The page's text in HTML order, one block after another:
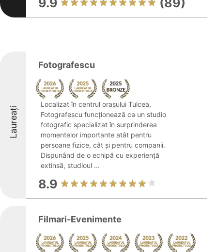
9.9 (89)
Laureați
Fotografescu
Localizat în centrul orașului Tulcea,
Fotografescu funcționează ca un studio
fotografic specializat în surprinderea
momentelor importante atât pentru
persoane fizice, cât și pentru companii.
Dispunând de o echipă cu experiență
extinsă, studioul ...
8.9
Filmari-Evenimente